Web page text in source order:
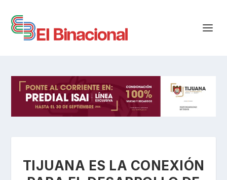
TIJUANA ES LA CONEXIÓN